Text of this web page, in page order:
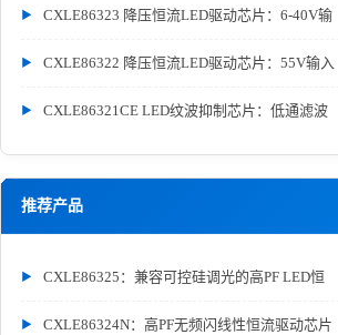
CXLE86323 降压恒流LED驱动芯片：6-40V输
CXLE86322 降压恒流LED驱动芯片：55V输入
CXLE86321CE LED纹波抑制芯片：低通滤波
推荐产品
CXLE86325：兼容可控硅调光的高PF LED恒
CXLE86324N：高PF无频闪线性恒流驱动芯片